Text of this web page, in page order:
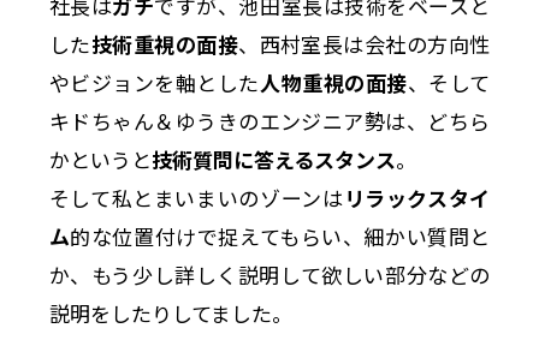
した技術重視の面接、西村室長は会社の方向性
やビジョンを軸とした人物重視の面接、そして
キドちゃん＆ゆうきのエンジニア勢は、どちら
かというと技術質問に答えるスタンス。
そして私とまいまいのゾーンはリラックスタイ
ム的な位置付けで捉えてもらい、細かい質問と
か、もう少し詳しく説明して欲しい部分などの
説明をしたりしてました。